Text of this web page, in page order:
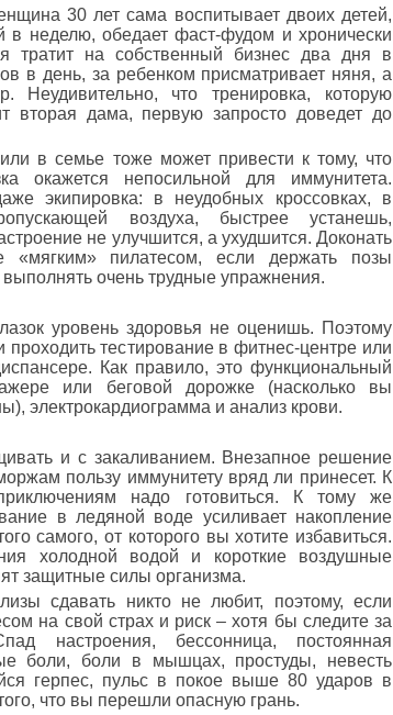
30 лет сама воспитывает двоих детей,
в неделю, обедает фаст-фудом и хронически
тратит на собственный бизнес два дня в
в день, за ребенком присматривает няня, а
Неудивительно, что тренировка, которую
вторая дама, первую запросто доведет до
в семье тоже может привести к тому, что
окажется непосильной для иммунитета.
экипировка: в неудобных кроссовках, в
воздуха, быстрее устанешь,
не улучшится, а ухудшится. Доконать
пилатесом, если держать позы
очень трудные упражнения.
уровень здоровья не оценишь. Поэтому
проходить тестирование в фитнес-центре или
Как правило, это функциональный
или беговой дорожке (насколько вы
электрокардиограмма и анализ крови.
и с закаливанием. Внезапное решение
пользу иммунитету вряд ли принесет. К
надо готовиться. К тому же
в ледяной воде усиливает накопление
самого, от которого вы хотите избавиться.
холодной водой и короткие воздушные
защитные силы организма.
сдавать никто не любит, поэтому, если
на свой страх и риск – хотя бы следите за
настроения, бессонница, постоянная
боли, боли в мышцах, простуды, невесть
герпес, пульс в покое выше 80 ударов в
что вы перешли опасную грань.